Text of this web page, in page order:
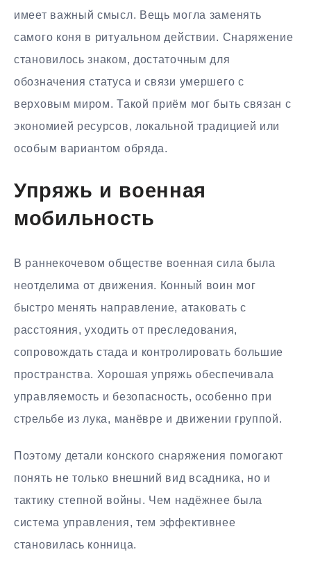
имеет важный смысл. Вещь могла заменять
самого коня в ритуальном действии. Снаряжение
становилось знаком, достаточным для
обозначения статуса и связи умершего с
верховым миром. Такой приём мог быть связан с
экономией ресурсов, локальной традицией или
особым вариантом обряда.
Упряжь и военная
мобильность
В раннекочевом обществе военная сила была
неотделима от движения. Конный воин мог
быстро менять направление, атаковать с
расстояния, уходить от преследования,
сопровождать стада и контролировать большие
пространства. Хорошая упряжь обеспечивала
управляемость и безопасность, особенно при
стрельбе из лука, манёвре и движении группой.
Поэтому детали конского снаряжения помогают
понять не только внешний вид всадника, но и
тактику степной войны. Чем надёжнее была
система управления, тем эффективнее
становилась конница.